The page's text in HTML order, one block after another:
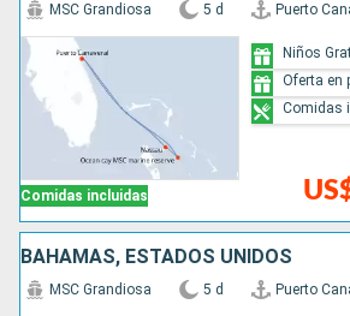
Comidas incluidas
MSC Grandiosa 5 d Puerto
Niños
Oferta en
Comidas
BAHAMAS, ESTADOS UNIDOS
MSC Grandiosa 5 d Puerto